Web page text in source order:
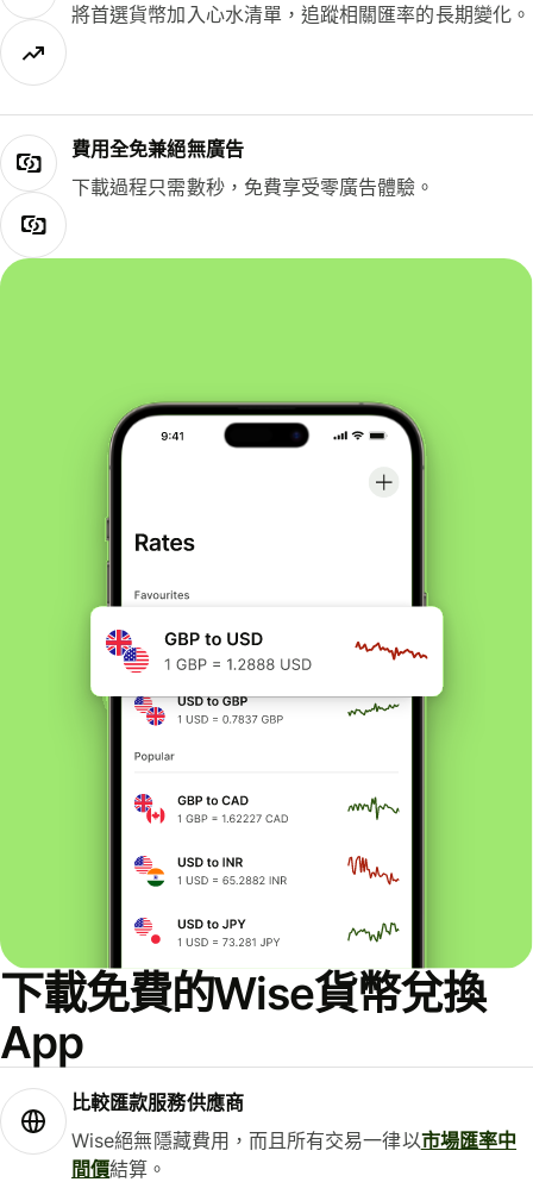
將首選貨幣加入心水清單，追蹤相關匯率的長期變化。
費用全免兼絕無廣告
下載過程只需數秒，免費享受零廣告體驗。
下載免費的Wise貨幣兌換
App
比較匯款服務供應商
Wise絕無隱藏費用，而且所有交易一律以市場匯率中
間價結算。